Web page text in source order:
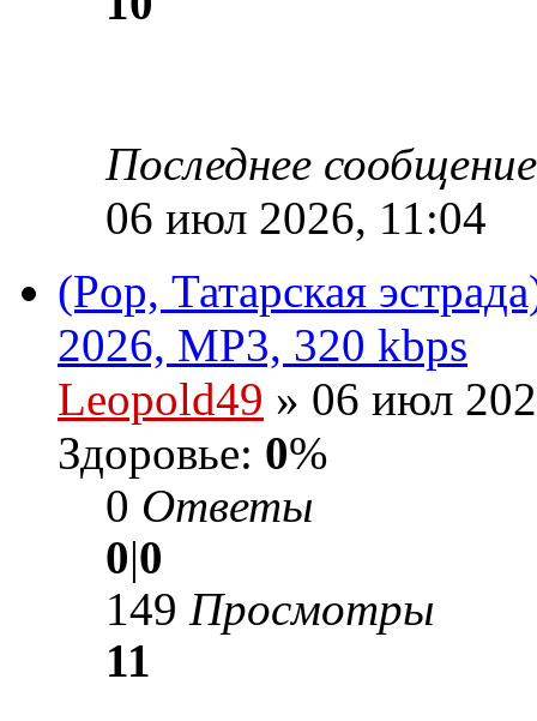
Последнее
06 июл 2026, 11:04
(Pop, Татарская
2026, MP3, 320 kbps
Leopold49 » 06 июл
Здоровье: 0%
0 Ответы
0|0
149 Просмотры
11